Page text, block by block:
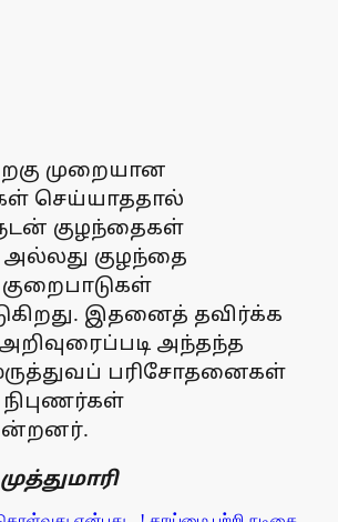
முறையான
செய்யாததால்
குழந்தைகள்
குழந்தை
இதனைத் தவிர்க்க
அந்தந்த
பரிசோதனைகள்